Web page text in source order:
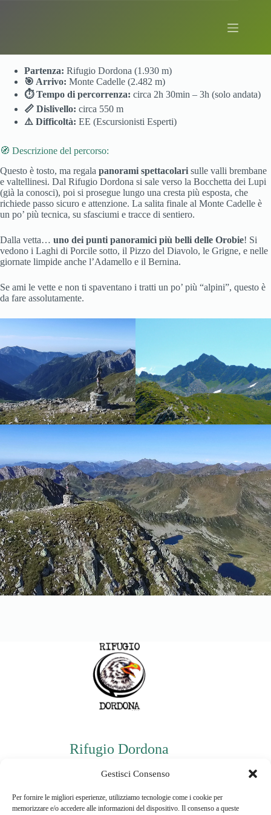
Gestisci Consenso
Per fornire le migliori esperienze, utilizziamo tecnologie come i cookie per
memorizzare e/o accedere alle informazioni del dispositivo. Il consenso a queste
Partenza: Rifugio Dordona (1.930 m)
🎯 Arrivo: Monte Cadelle (2.482 m)
⏱️ Tempo di percorrenza: circa 2h 30min – 3h (solo andata)
📏 Dislivello: circa 550 m
⚠️ Difficoltà: EE (Escursionisti Esperti)
🧭 Descrizione del percorso:
Questo è tosto, ma regala panorami spettacolari sulle valli brembane
e valtellinesi. Dal Rifugio Dordona si sale verso la Bocchetta dei Lupi
(già la conosci), poi si prosegue lungo una cresta più esposta, che
richiede passo sicuro e attenzione. La salita finale al Monte Cadelle è
un po’ più tecnica, su sfasciumi e tracce di sentiero.
Dalla vetta… uno dei punti panoramici più belli delle Orobie! Si
vedono i Laghi di Porcile sotto, il Pizzo del Diavolo, le Grigne, e nelle
giornate limpide anche l’Adamello e il Bernina.
Se ami le vette e non ti spaventano i tratti un po’ più “alpini”, questo è
da fare assolutamente.
Rifugio Dordona
Informazioni di contatto